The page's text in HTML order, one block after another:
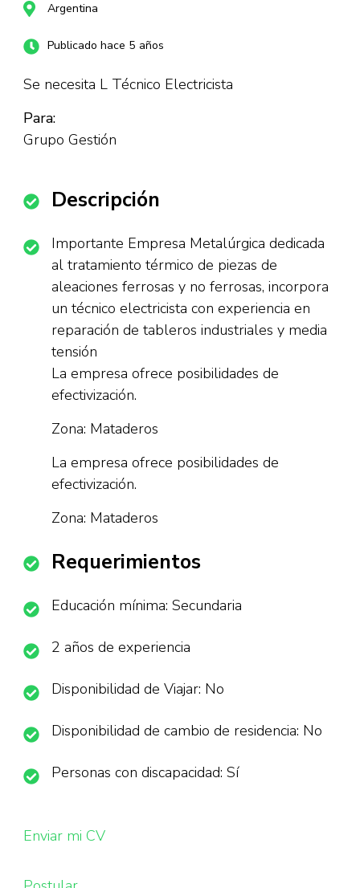
Argentina
Publicado hace 5 años
Se necesita L Técnico Electricista
Para:
Grupo Gestión
Descripción
Importante Empresa Metalúrgica dedicada
al tratamiento térmico de piezas de
aleaciones ferrosas y no ferrosas, incorpora
un técnico electricista con experiencia en
reparación de tableros industriales y media
tensión
La empresa ofrece posibilidades de
efectivización.
Zona: Mataderos
La empresa ofrece posibilidades de
efectivización.
Zona: Mataderos
Requerimientos
Educación mínima: Secundaria
2 años de experiencia
Disponibilidad de Viajar: No
Disponibilidad de cambio de residencia: No
Personas con discapacidad: Sí
Enviar mi CV